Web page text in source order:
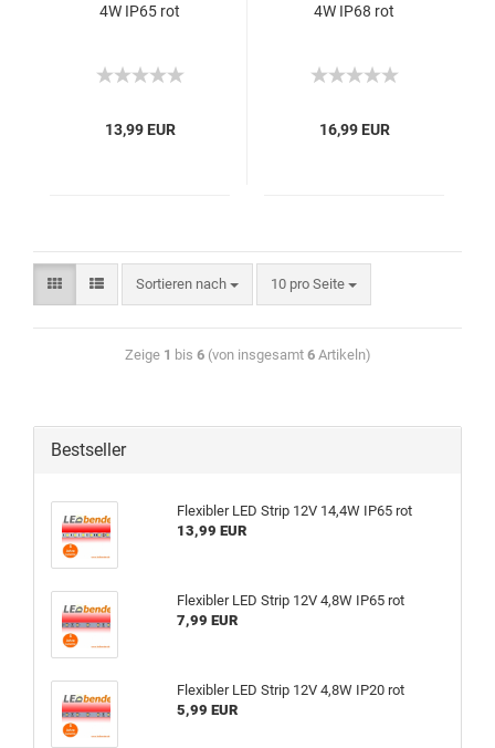
4W IP65 rot
13,99 EUR
4W IP68 rot
16,99 EUR
Sortieren nach 10 pro Seite
Zeige 1 bis 6(von insgesamt 6Artikeln)
Bestseller
Flexibler LED Strip 12V 14,4W IP65 rot
13,99 EUR
Flexibler LED Strip 12V 4,8W IP65 rot
7,99 EUR
Flexibler LED Strip 12V 4,8W IP20 rot
5,99 EUR